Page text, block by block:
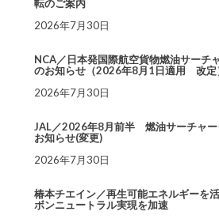
転のご案内
2026年7月30日
NCA／日本発国際航空貨物燃油サーチ
のお知らせ（2026年8月1日適用 改定
2026年7月30日
JAL／2026年8月前半 燃油サーチャー
お知らせ(変更)
2026年7月30日
椿本チエイン／再生可能エネルギーを
ボンニュートラル実現を加速